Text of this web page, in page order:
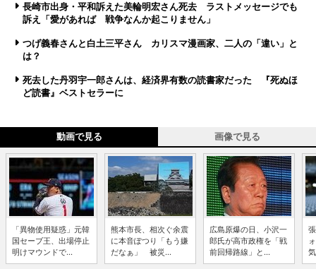
長崎市出身・平和訴えた美輪明宏さん死去 ラストメッセージでも
訴え「愛があれば 戦争なんか起こりません」
つげ義春さんと白土三平さん カリスマ漫画家、二人の「違い」と
は？
死去した丹羽宇一郎さんは、経済界有数の読書家だった 『死ぬほ
ど読書』ベストセラーに
動画で見る 画像で見る
「異物使用疑惑」元韓
国セーブ王、出場停止
明けマウンドで...
熊本市長、相次ぐ余震
に本音ぽつり「もう嫌
だなぁ」 被災...
広島原爆の日、小沢一
郎氏が高市政権を「戦
前回帰路線」と...